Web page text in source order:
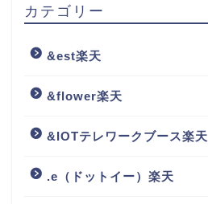
カテゴリー
&est楽天
&flower楽天
&IOTテレワークブース楽天
.e（ドットイー）楽天